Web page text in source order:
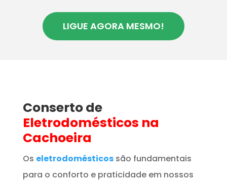
LIGUE AGORA MESMO!
Conserto de
Eletrodomésticos na
Cachoeira
Os eletrodomésticos são fundamentais
para o conforto e praticidade em nossos